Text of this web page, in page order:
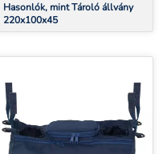
Hasonlók, mint Tároló állvány
220x100x45